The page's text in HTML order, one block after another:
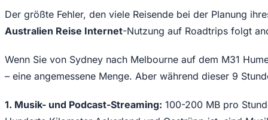
Der größte Fehler, den viele Reisende bei der Planung
Australien Reise Internet-Nutzung auf Roadtrips folgt
Wenn Sie von Sydney nach Melbourne auf dem M31
– eine angemessene Menge. Aber während dieser 9
1. Musik- und Podcast-Streaming: 100-200 MB pro